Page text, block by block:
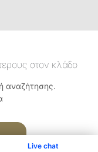
Live chat
στον κλάδο
αναζήτησης.